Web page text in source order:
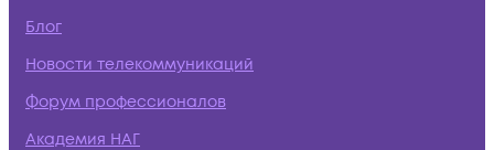
Блог
Новости телекоммуникаций
Форум профессионалов
Академия НАГ